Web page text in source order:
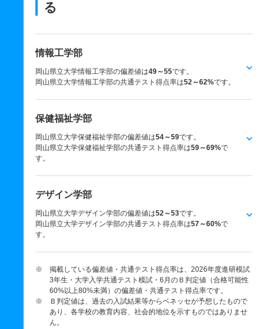
る
情報工学部
岡山県立大学情報工学部の偏差値は49～55です。
岡山県立大学情報工学部の共通テスト得点率は52～62%です。
保健福祉学部
岡山県立大学保健福祉学部の偏差値は54～59です。
岡山県立大学保健福祉学部の共通テスト得点率は59～69%で
す。
デザイン学部
岡山県立大学デザイン学部の偏差値は52～53です。
岡山県立大学デザイン学部の共通テスト得点率は57～60%で
す。
※ 掲載している偏差値・共通テスト得点率は、2026年度進研模試
3年生・大学入学共通テスト模試・6月のＢ判定値（合格可能性
60%以上80%未満）の偏差値・共通テスト得点率です。
※ Ｂ判定値は、過去の入試結果等からベネッセが予想したもので
あり、各学校の教育内容、社会的地位を示すものではありませ
ん。